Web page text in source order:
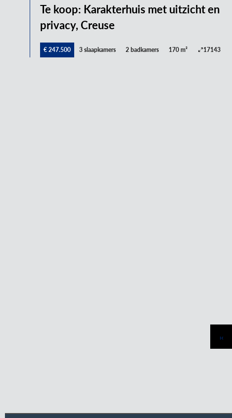
Te koop: Karakterhuis met uitzicht en
privacy, Creuse
€ 247.500 3 slaapkamers 2 badkamers 170 m² 17143